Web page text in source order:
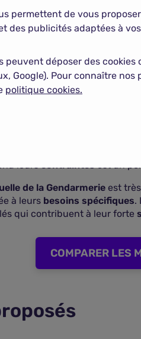
de choisirla Mutuelle de la
de santé ), une
est souvent salué pour
conseillers
leurscontraintesest un
de la Gendarmerie est
à leurs besoins spécifiques.
qui contribuent à leur forte
COMPARER LES
permettent de vous
des publicités adaptées à
peuvent déposer des cookies
Google). Pour connaître nos
politique cookies.